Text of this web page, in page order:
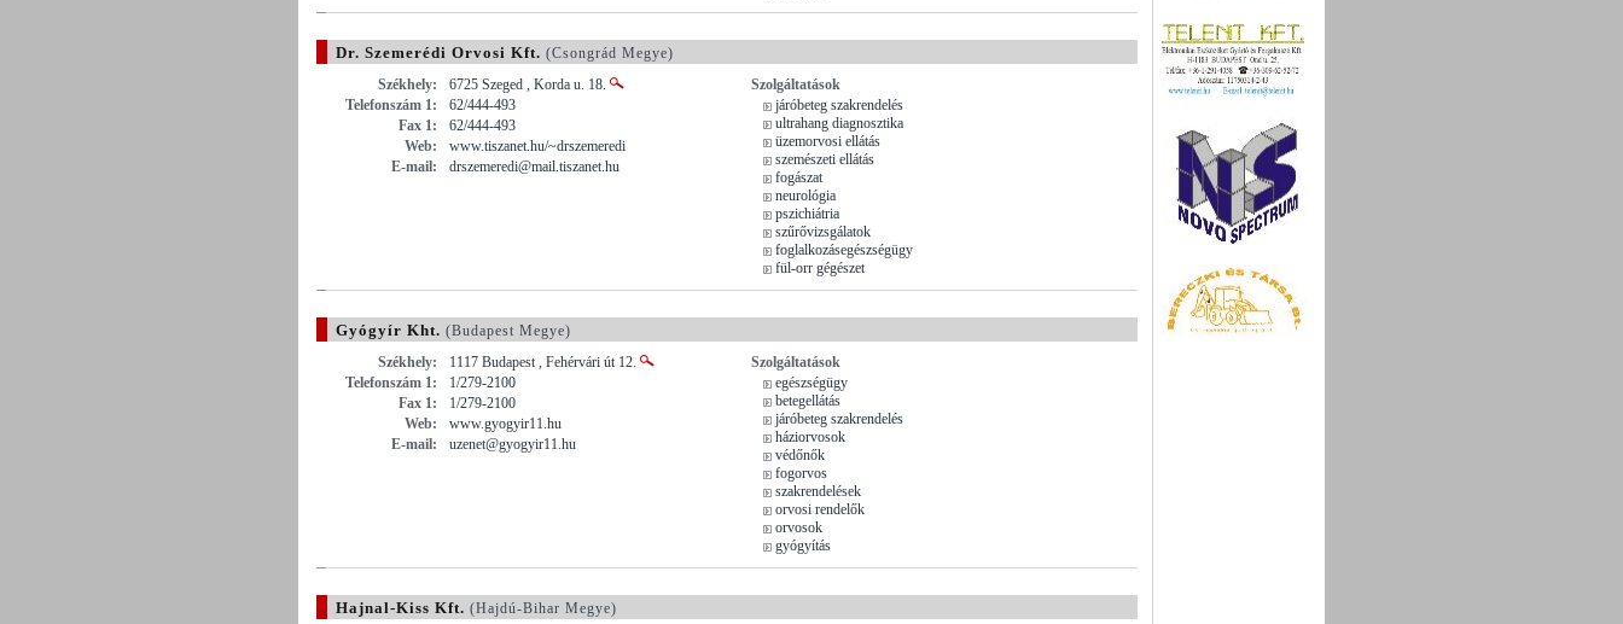
Dr. Szemerédi Orvosi Kft. (Csongrád Megye)
Székhely:
6725 Szeged , Korda u. 18.
Telefonszám 1:
62/444-493
Fax 1:
62/444-493
Web:
www.tiszanet.hu/~drszemeredi
E-mail:
drszemeredi@mail.tiszanet.hu
Szolgáltatások
járóbeteg szakrendelés
ultrahang diagnosztika
üzemorvosi ellátás
szemészeti ellátás
fogászat
neurológia
pszichiátria
szűrővizsgálatok
foglalkozásegészségügy
fül-orr gégészet
Gyógyír Kht. (Budapest Megye)
Székhely:
1117 Budapest , Fehérvári út 12.
Telefonszám 1:
1/279-2100
Fax 1:
1/279-2100
Web:
www.gyogyir11.hu
E-mail:
uzenet@gyogyir11.hu
Szolgáltatások
egészségügy
betegellátás
járóbeteg szakrendelés
háziorvosok
védőnők
fogorvos
szakrendelések
orvosi rendelők
orvosok
gyógyítás
Hajnal-Kiss Kft. (Hajdú-Bihar Megye)